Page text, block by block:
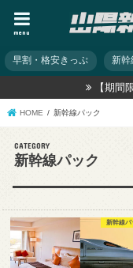
menu
早割・格安きっぷ 新幹
【期間
HOME 新幹線パック
新幹線パック
新幹線パ